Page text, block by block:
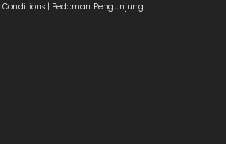
| Pedoman Pengunjung